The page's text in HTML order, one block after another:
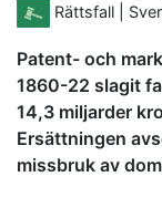
Rättsfall |
Patent- och
1860-22 slagit
14,3 miljarder
Ersättningen
missbruk av